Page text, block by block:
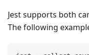
Jest supports both
The following